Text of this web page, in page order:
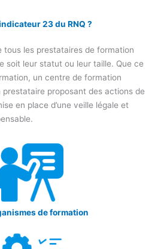
23 du RNQ ?
tous les prestataires de formation
soit leur statut ou leur taille. Que ce
un centre de formation
prestataire proposant des actions de
en place d’une veille légale et
de formation